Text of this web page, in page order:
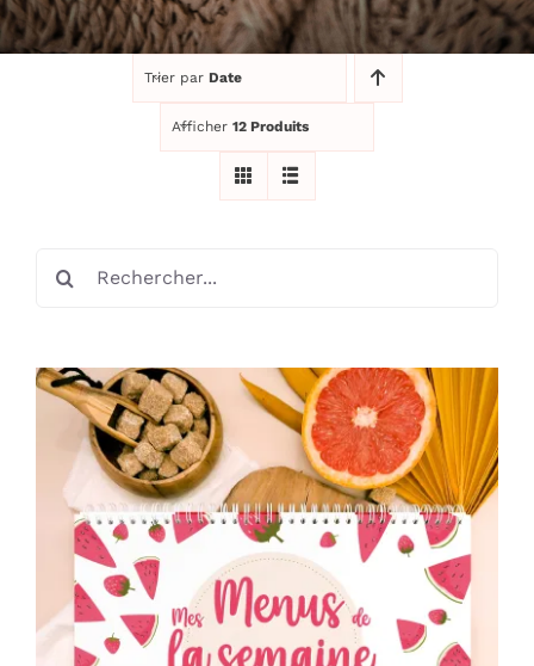
RECHERCHER:
Trier par Date
Afficher 12 Produits